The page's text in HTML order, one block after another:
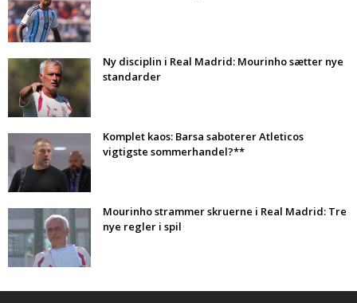
Ny disciplin i Real Madrid: Mourinho sætter nye
standarder
Komplet kaos: Barsa saboterer Atleticos
vigtigste sommerhandel?**
Mourinho strammer skruerne i Real Madrid: Tre
nye regler i spil